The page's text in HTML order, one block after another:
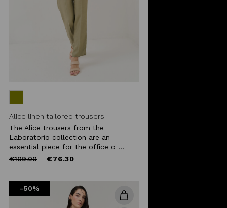
Alice linen tailored trousers
The Alice trousers from the
Laboratorio collection are an
essential piece for the office o ...
Price
€109.00to €76.30
-50%